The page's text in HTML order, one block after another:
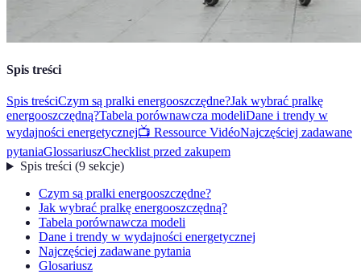
Spis treści
Spis treściCzym są pralki energooszczędne?Jak wybrać pralkę
energooszczędną?Tabela porównawcza modeliDane i trendy w
wydajności energetycznej📺 Ressource VidéoNajczęściej zadawane
pytaniaGlossariuszChecklist przed zakupem
Spis treści(9 sekcje)
Czym są pralki energooszczędne?
Jak wybrać pralkę energooszczędną?
Tabela porównawcza modeli
Dane i trendy w wydajności energetycznej
Najczęściej zadawane pytania
Glosariusz